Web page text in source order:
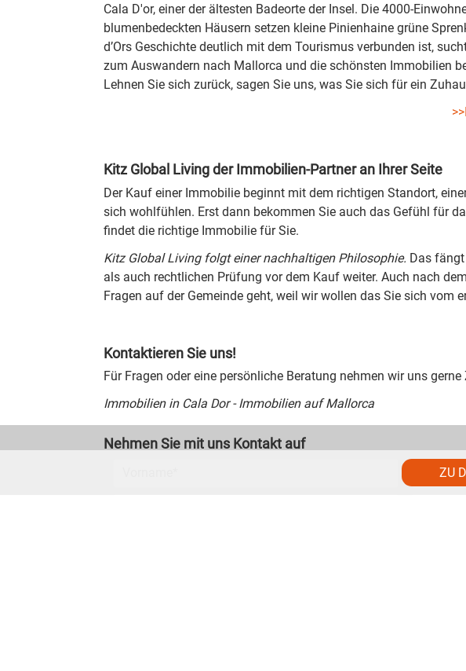
Cala D'or, einer der ältesten Badeorte der Insel. Die 4000-
blumenbedeckten Häusern setzen kleine Pinienhaine grüne
d’Ors Geschichte deutlich mit dem Tourismus verbunden ist,
zum Auswandern nach Mallorca und die schönsten Immobilien
Lehnen Sie sich zurück, sagen Sie uns, was Sie sich für ein
Kitz Global Living der Immobilien-Partner an Ihrer Seite
Der Kauf einer Immobilie beginnt mit dem richtigen Standort,
sich wohlfühlen. Erst dann bekommen Sie auch das Gefühl für
findet die richtige Immobilie für Sie.
Kitz Global Living folgt einer nachhaltigen Philosophie. Das
als auch rechtlichen Prüfung vor dem Kauf weiter. Auch nach
Fragen auf der Gemeinde geht, weil wir wollen das Sie sich
Kontaktieren Sie uns!
Für Fragen oder eine persönliche Beratung nehmen wir uns
Immobilien in Cala Dor - Immobilien auf Mallorca
Nehmen Sie mit uns Kontakt auf
ZU